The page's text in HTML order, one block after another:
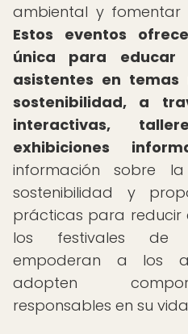
ambiental y fomentar
Estos eventos
única para
asistentes en
sostenibilidad, a
interactivas,
exhibiciones
información sobre
sostenibilidad y
prácticas para reducir
los festivales de
empoderan a los
adopten
responsables en su